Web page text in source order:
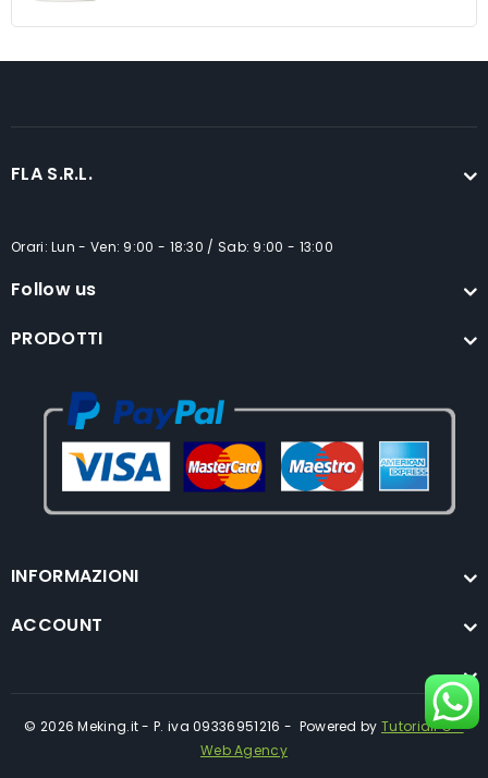
FLA S.R.L.
Orari: Lun - Ven: 9:00 - 18:30 / Sab: 9:00 - 13:00
Follow us
PRODOTTI
INFORMAZIONI
ACCOUNT
© 2026 Meking.it - P. iva 09336951216 - Powered by TutorialPC -
Web Agency